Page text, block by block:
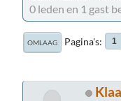
0 leden en 1 gast
OMLAAG Pagina's 1